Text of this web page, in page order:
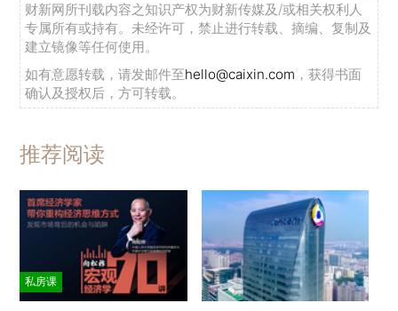
财新网所刊载内容之知识产权为财新传媒及/或相关权利人
专属所有或持有。未经许可，禁止进行转载、摘编、复制及
建立镜像等任何使用。
如有意愿转载，请发邮件至hello@caixin.com ，获得书面
确认及授权后，方可转载。
推荐阅读
私房课